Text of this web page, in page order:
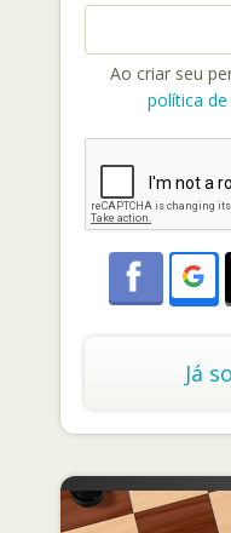
Ao criar seu
política de
Já